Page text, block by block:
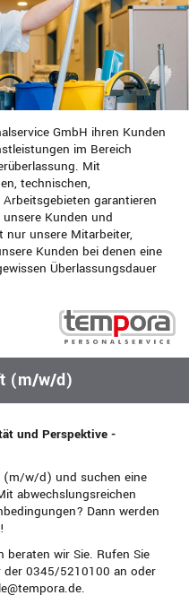
GmbH ihren Kunden
im Bereich
Mit
technischen,
garantieren
Kunden und
unsere Mitarbeiter,
Kunden bei denen eine
Überlassungsdauer
(m/w/d)
und Perspektive -
(m/w/d) und suchen eine
abwechslungsreichen
Dann werden
beraten wir Sie. Rufen Sie
der 0345/5210100 an oder